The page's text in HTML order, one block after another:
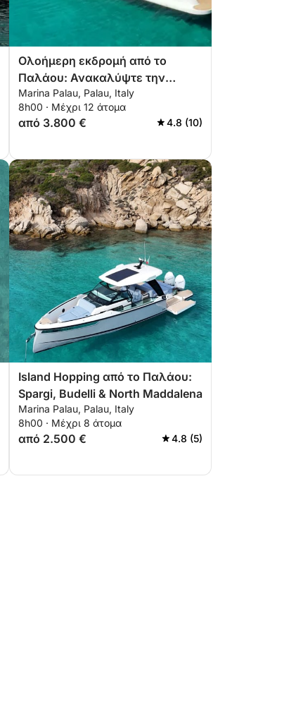
Ολοήμερη εκδρομή από το
Παλάου: Ανακαλύψτε την
Caprera & Maddalena
Marina Palau, Palau, Italy
8h00 · Μέχρι 12 άτομα
από 3.800 € 4.8 (10)
Island Hopping από το Παλάου:
Spargi, Budelli & North Maddalena
Marina Palau, Palau, Italy
8h00 · Μέχρι 8 άτομα
από 2.500 € 4.8 (5)